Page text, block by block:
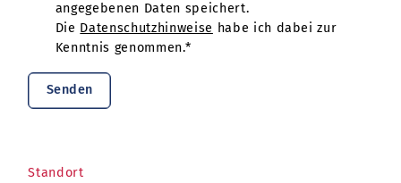
angegebenen Daten speichert.
Die Datenschutzhinweise habe ich dabei zur
Kenntnis genommen.*
Senden
Standort